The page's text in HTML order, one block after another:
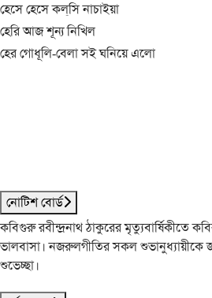
হেসে হেসে কল্‌সি নাচাইয়া
হেরি আজ শূন্য নিখিল
হের গোধূলি-বেলা সই ঘনিয়ে এলো
নোটিশ বোর্ড
কবিগুরু রবীন্দ্রনাথ ঠাকুরের মৃত্যুবার্ষিকীতে
ভালবাসা। নজরুলগীতির সকল শুভানুধ্যায়ীকে
শুভেচ্ছা।